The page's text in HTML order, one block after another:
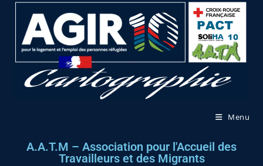
Menu
A.A.T.M – Association pour l'Accueil des
Travailleurs et des Migrants